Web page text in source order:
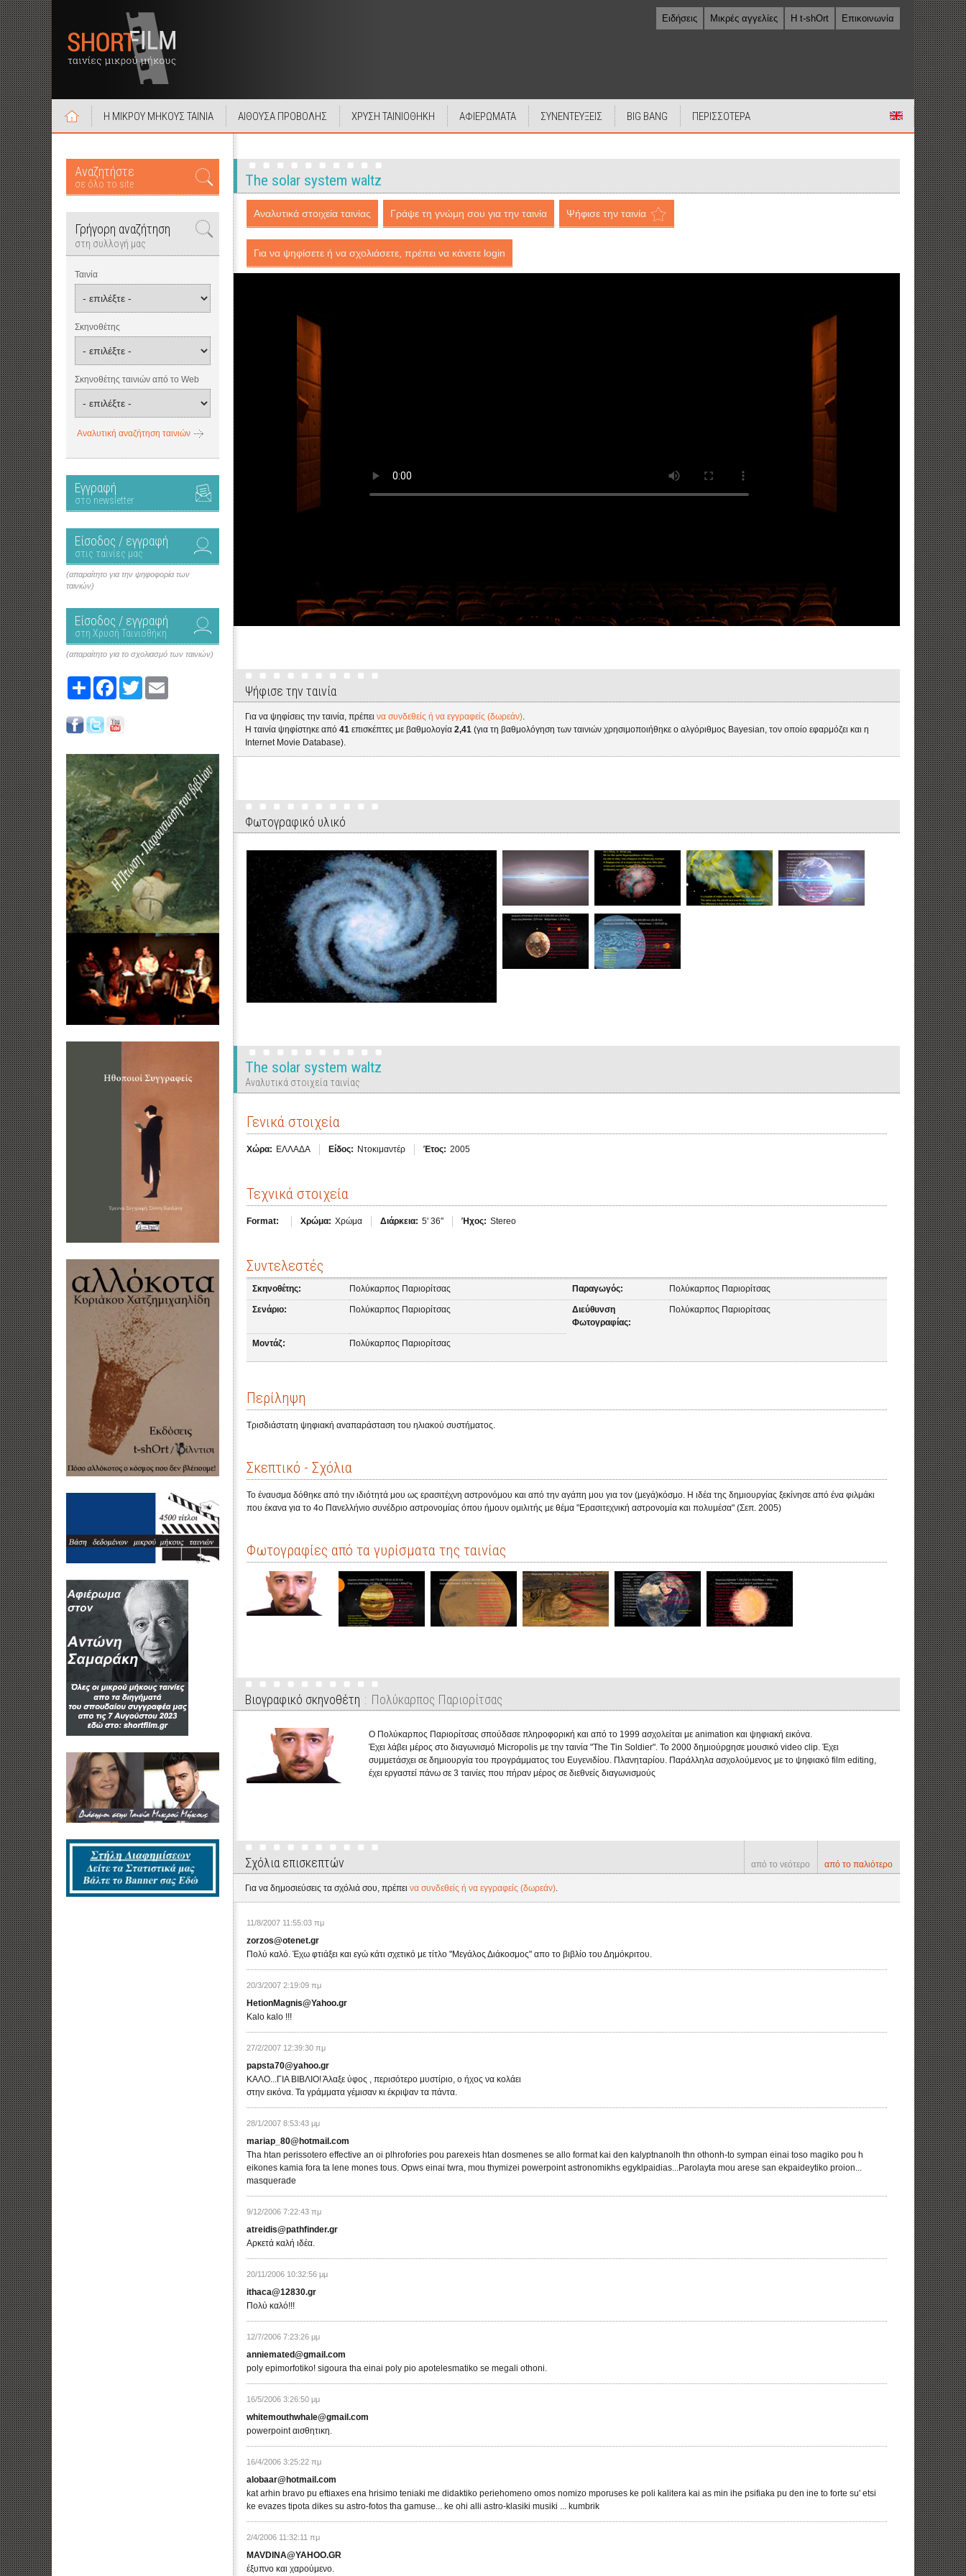
Ειδήσεις Μικρές αγγελίες Η t-shOrt Επικοινωνία
Η ΜΙΚΡΟΥ ΜΗΚΟΥΣ ΤΑΙΝΙΑ ΑΙΘΟΥΣΑ ΠΡΟΒΟΛΗΣ ΧΡΥΣΗ ΤΑΙΝΙΟΘΗΚΗ ΑΦΙΕΡΩΜΑΤΑ ΣΥΝΕΝΤΕΥΞΕΙΣ BIG BANG ΠΕΡΙΣΣΟΤΕΡΑ
Αναζητήστε
σε όλο το site
Γρήγορη αναζήτηση
στη συλλογή μας
Ταινία
Σκηνοθέτης
Σκηνοθέτης ταινιών από το Web
Αναλυτική αναζήτηση ταινιών
Εγγραφή
στο newsletter
Είσοδος / εγγραφή
στις ταινίες μας
(απαραίτητο για την ψηφοφορία των
ταινιών)
Είσοδος / εγγραφή
στη Χρυσή Ταινιοθήκη
(απαραίτητο για το σχολιασμό των ταινιών)
Share FacebookTwitter
The solar system waltz
Αναλυτικά στοιχεία ταινίας Γράψε τη γνώμη σου για την ταινία Ψήφισε την ταινία
Για να ψηφίσετε ή να σχολιάσετε, πρέπει να κάνετε login
Ψήφισε την ταινία
Για να ψηφίσεις την ταινία, πρέπει να συνδεθείς ή να εγγραφείς (δωρεάν).
Η ταινία ψηφίστηκε από 41 επισκέπτες με βαθμολογία 2,41 (για τη βαθμολόγηση των ταινιών χρησιμοποιήθηκε ο αλγόριθμος Bayesian, τον οποίο εφαρμόζει και η
Internet Movie Database).
Φωτογραφικό υλικό
The solar system waltz
Αναλυτικά στοιχεία ταινίας
Γενικά στοιχεία
Χώρα: ΕΛΛΑΔΑ Είδος: Ντοκιμαντέρ Έτος: 2005
Τεχνικά στοιχεία
Format: Χρώμα: Χρώμα Διάρκεια: 5' 36'' Ήχος: Stereo
Συντελεστές
Σκηνοθέτης: Πολύκαρπος Παριορίτσας Παραγωγός: Πολύκαρπος Παριορίτσας
Σενάριο: Πολύκαρπος Παριορίτσας
Διεύθυνση
Φωτογραφίας:
Πολύκαρπος Παριορίτσας
Μοντάζ: Πολύκαρπος Παριορίτσας
Περίληψη
Τρισδιάστατη ψηφιακή αναπαράσταση του ηλιακού συστήματος.
Σκεπτικό - Σχόλια
Το έναυσμα δόθηκε από την ιδιότητά μου ως ερασιτέχνη αστρονόμου και από την αγάπη μου για τον (μεγά)κόσμο. Η ιδέα της δημιουργίας ξεκίνησε από ένα φιλμάκι
που έκανα για το 4ο Πανελλήνιο συνέδριο αστρονομίας όπου ήμουν ομιλιτής με θέμα "Ερασιτεχνική αστρονομία και πολυμέσα" (Σεπ. 2005)
Φωτογραφίες από τα γυρίσματα της ταινίας
Βιογραφικό σκηνοθέτη Πολύκαρπος Παριορίτσας
Ο Πολύκαρπος Παριορίτσας σπούδασε πληροφορική και από το 1999 ασχολείται με animation και ψηφιακή εικόνα.
Έχει λάβει μέρος στο διαγωνισμό Micropolis με την ταινία "The Tin Soldier". Το 2000 δημιούρgησε μουσικό video clip. Έχει
συμμετάσχει σε δημιουργία του προγράμματος του Ευγενιδίου. Πλανηταρίου. Παράλληλα ασχολούμενος με το ψηφιακό film editing,
έχει εργαστεί πάνω σε 3 ταινίες που πήραν μέρος σε διεθνείς διαγωνισμούς
Σχόλια επισκεπτών από το νεότερο από το παλιότερο
Για να δημοσιεύσεις τα σχόλιά σου, πρέπει να συνδεθείς ή να εγγραφείς (δωρεάν).
11/8/2007 11:55:03 πμ
zorzos@otenet.gr
Πολύ καλό. Έχω φτιάξει και εγώ κάτι σχετικό με τίτλο "Μεγάλος Διάκοσμος" απο το βιβλίο του Δημόκριτου.
20/3/2007 2:19:09 πμ
HetionMagnis@Yahoo.gr
Kalo kalo !!!
27/2/2007 12:39:30 πμ
papsta70@yahoo.gr
ΚΑΛΟ...ΓΙΑ ΒΙΒΛΙΟ! Άλαξε ύφος , περισότερο μυστίριο, ο ήχος να κολάει
στην εικόνα. Τα γράμματα γέμισαν κι έκριψαν τα πάντα.
28/1/2007 8:53:43 μμ
mariap_80@hotmail.com
Tha htan perissotero effective an oi plhrofories pou parexeis htan dosmenes se allo format kai den kalyptnanolh thn othonh-to sympan einai toso magiko pou h
eikones kamia fora ta lene mones tous. Opws einai twra, mou thymizei powerpoint astronomikhs egyklpaidias...Parolayta mou arese san ekpaideytiko proion...
masquerade
9/12/2006 7:22:43 πμ
atreidis@pathfinder.gr
Αρκετά καλή ιδέα.
20/11/2006 10:32:56 μμ
ithaca@12830.gr
Πολύ καλό!!!
12/7/2006 7:23:26 μμ
anniemated@gmail.com
poly epimorfotiko! sigoura tha einai poly pio apotelesmatiko se megali othoni.
16/5/2006 3:26:50 μμ
whitemouthwhale@gmail.com
powerpoint αισθητικη.
16/4/2006 3:25:22 πμ
alobaar@hotmail.com
kat arhin bravo pu eftiaxes ena hrisimo teniaki me didaktiko periehomeno omos nomizo mporuses ke poli kalitera kai as min ihe psifiaka pu den ine to forte su' etsi
ke evazes tipota dikes su astro-fotos tha gamuse... ke ohi alli astro-klasiki musiki ... kumbrik
2/4/2006 11:32:11 πμ
MAVDINA@YAHOO.GR
έξυπνο και χαρούμενο.